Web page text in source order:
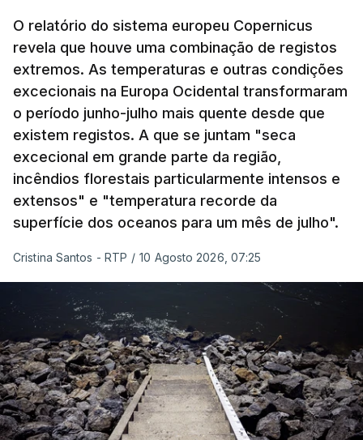
O relatório do sistema europeu Copernicus
revela que houve uma combinação de registos
extremos. As temperaturas e outras condições
excecionais na Europa Ocidental transformaram
o período junho-julho mais quente desde que
existem registos. A que se juntam "seca
excecional em grande parte da região,
incêndios florestais particularmente intensos e
extensos" e "temperatura recorde da
superfície dos oceanos para um mês de julho".
Cristina Santos - RTP / 10 Agosto 2026, 07:25